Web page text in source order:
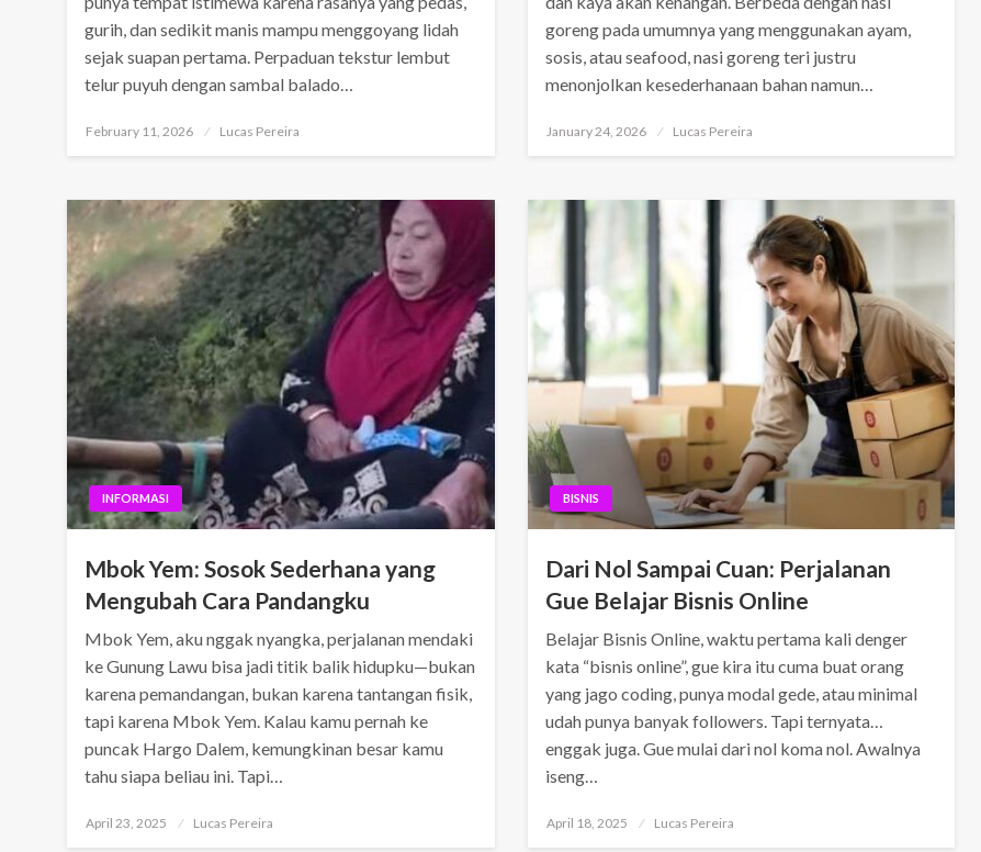
gurih, dan sedikit manis mampu menggoyang lidah
sejak suapan pertama. Perpaduan tekstur lembut
telur puyuh dengan sambal balado…
Posted
February 11, 2026 Lucas Pereira
goreng pada umumnya yang menggunakan ayam,
sosis, atau seafood, nasi goreng teri justru
menonjolkan kesederhanaan bahan namun…
Posted
January 24, 2026 Lucas Pereira
INFORMASI
Mbok Yem: Sosok Sederhana yang
Mengubah Cara Pandangku
Mbok Yem, aku nggak nyangka, perjalanan mendaki
ke Gunung Lawu bisa jadi titik balik hidupku—bukan
karena pemandangan, bukan karena tantangan fisik,
tapi karena Mbok Yem. Kalau kamu pernah ke
puncak Hargo Dalem, kemungkinan besar kamu
tahu siapa beliau ini. Tapi…
Posted
April 23, 2025 Lucas Pereira
BISNIS
Dari Nol Sampai Cuan: Perjalanan
Gue Belajar Bisnis Online
Belajar Bisnis Online, waktu pertama kali denger
kata “bisnis online”, gue kira itu cuma buat orang
yang jago coding, punya modal gede, atau minimal
udah punya banyak followers. Tapi ternyata…
enggak juga. Gue mulai dari nol koma nol. Awalnya
iseng…
Posted
April 18, 2025 Lucas Pereira